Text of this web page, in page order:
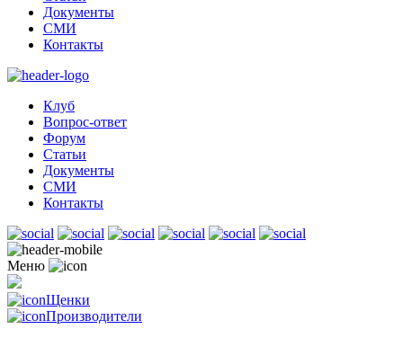
Документы
СМИ
Контакты
Клуб
Вопрос-ответ
Форум
Статьи
Документы
СМИ
Контакты
Меню
Щенки
Производители